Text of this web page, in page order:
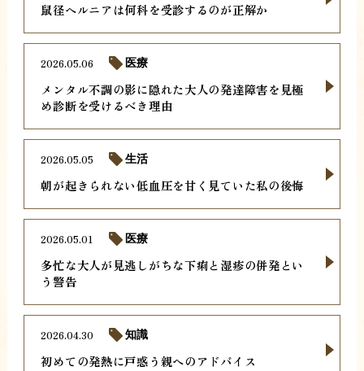
鼠径ヘルニアは何科を受診するのが正解か
メンタル不調の影に隠れた大人の発達障害を見極
め診断を受けるべき理由
2026.05.06 医療
朝が起きられない低血圧を甘く見ていた私の後悔
2026.05.05 生活
多忙な大人が見逃しがちな下痢と湿疹の併発とい
う警告
2026.05.01 医療
初めての発熱に戸惑う親へのアドバイス
2026.04.30 知識